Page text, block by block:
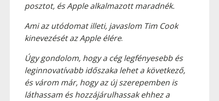
posztot, és Apple alkalmazott maradnék.
Ami az utódomat illeti, javaslom Tim Cook
kinevezését az Apple élére.
Úgy gondolom, hogy a cég legfényesebb és
leginnovatívabb időszaka lehet a következő,
és várom már, hogy az új szerepemben is
láthassam és hozzájárulhassak ehhez a